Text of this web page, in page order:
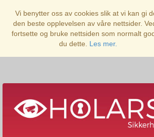
Vi benytter oss av cookies slik at vi kan gi
den beste opplevelsen av våre nettsider.
fortsette og bruke nettsiden som normalt
du dette. Les mer.